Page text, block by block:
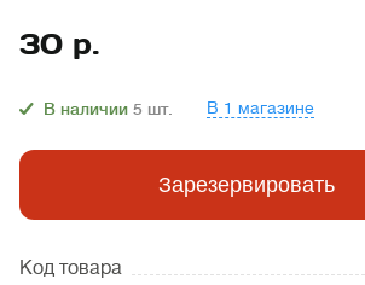
30 р.
В наличии 5 шт. В 1 магазине
Зарезервировать
Код товара